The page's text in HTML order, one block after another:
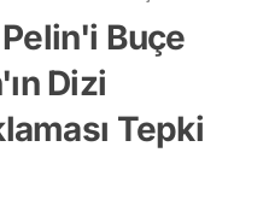
Pelin'i Buçe
Dizi
Tepki